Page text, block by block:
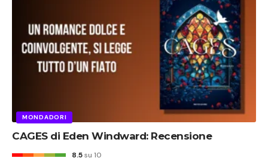
MONDADORI
CAGES di Eden Windward: Recensione
8.5su 10